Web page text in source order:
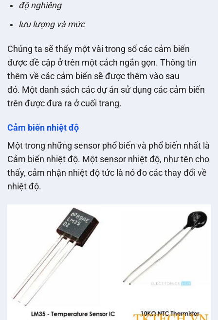
độ nghiêng
lưu lượng và mức
Chúng ta sẽ thấy một vài trong số các cảm biến
được đề cập ở trên một cách ngắn gọn. Thông tin
thêm về các cảm biến sẽ được thêm vào sau
đó. Một danh sách các dự án sử dụng các cảm biến
trên được đưa ra ở cuối trang.
Cảm biến nhiệt độ
Một trong những sensor phổ biến và phổ biến nhất là
Cảm biến nhiệt độ. Một sensor nhiệt độ, như tên cho
thấy, cảm nhận nhiệt độ tức là nó đo các thay đổi về
nhiệt độ.